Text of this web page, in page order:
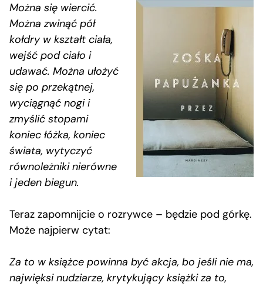
Można się wiercić.
Można zwinąć pół
kołdry w kształt ciała,
wejść pod ciało i
udawać. Można ułożyć
się po przekątnej,
wyciągnąć nogi i
zmyślić stopami
koniec łóżka, koniec
świata, wytyczyć
równoleżniki nierówne
i jeden biegun.
Teraz zapomnijcie o rozrywce – będzie pod górkę.
Może najpierw cytat:
Za to w książce powinna być akcja, bo jeśli nie ma,
najwięksi nudziarze, krytykujący książki za to,